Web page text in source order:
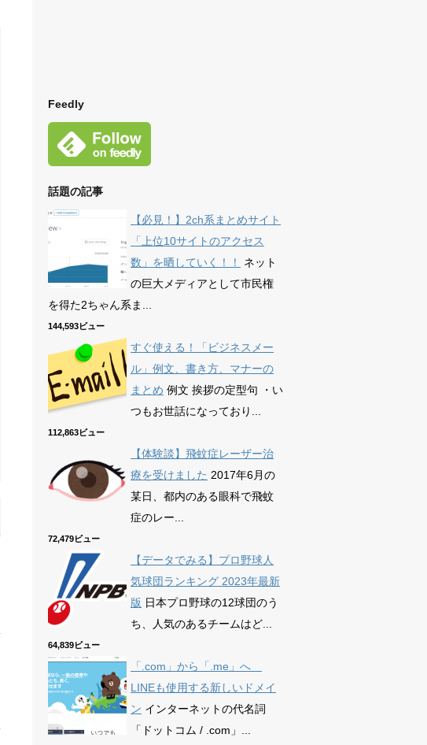
Feedly
話題の記事
【必見！】2ch系まとめサイト
「上位10サイトのアクセス
数」を晒していく！！
ネット
の巨大メディアとして市民権
を得た2ちゃん系ま...
144,593ビュー
すぐ使える！「ビジネスメー
ル」例文、書き方、マナーの
まとめ 例文 挨拶の定型句 ・い
つもお世話になっており...
112,863ビュー
【体験談】飛蚊症レーザー治
療を受けました 2017年6月の
某日、都内のある眼科で飛蚊
症のレー...
72,479ビュー
【データでみる】プロ野球人
気球団ランキング 2023年最新
版 日本プロ野球の12球団のう
ち、人気のあるチームはど...
64,839ビュー
「.com」から「.me」へ
LINEも使用する新しいドメイ
ン インターネットの代名詞
「ドットコム / .com」...